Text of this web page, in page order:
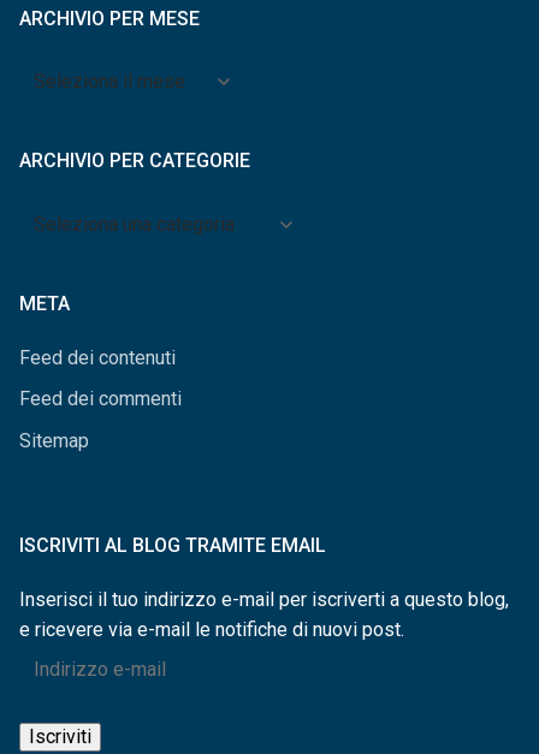
ARCHIVIO PER MESE
Archivio
ARCHIVIO PER CATEGORIE
Archivio
META
Feed dei contenuti
Feed dei commenti
Sitemap
ISCRIVITI AL BLOG TRAMITE EMAIL
Inserisci il tuo indirizzo e-mail per iscriverti a questo blog,
e ricevere via e-mail le notifiche di nuovi post.
Indirizzo
mail
Iscriviti